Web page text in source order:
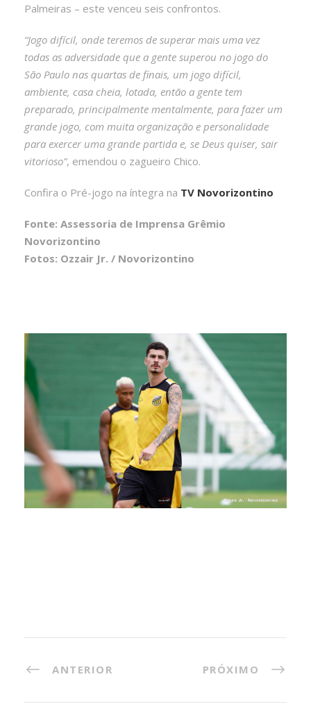
Palmeiras – este venceu seis confrontos.
“Jogo difícil, onde teremos de superar mais uma vez
todas as adversidade que a gente superou no jogo do
São Paulo nas quartas de finais, um jogo difícil,
ambiente, casa cheia, lotada, então a gente tem
preparado, principalmente mentalmente, para fazer um
grande jogo, com muita organização e personalidade
para exercer uma grande partida e, se Deus quiser, sair
vitorioso”, emendou o zagueiro Chico.
Confira o Pré-jogo na íntegra na TV Novorizontino
Fonte: Assessoria de Imprensa Grêmio
Novorizontino
Fotos: Ozzair Jr. / Novorizontino
ANTERIOR PRÓXIMO